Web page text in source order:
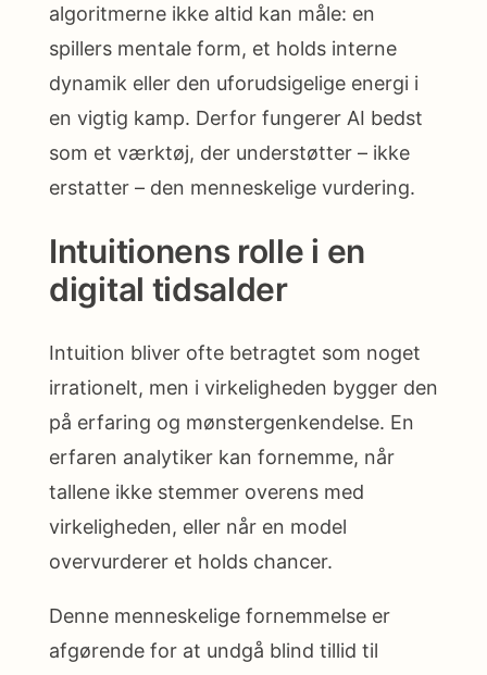
algoritmerne ikke altid kan måle: en
spillers mentale form, et holds interne
dynamik eller den uforudsigelige energi i
en vigtig kamp. Derfor fungerer AI bedst
som et værktøj, der understøtter – ikke
erstatter – den menneskelige vurdering.
Intuitionens rolle i en
digital tidsalder
Intuition bliver ofte betragtet som noget
irrationelt, men i virkeligheden bygger den
på erfaring og mønstergenkendelse. En
erfaren analytiker kan fornemme, når
tallene ikke stemmer overens med
virkeligheden, eller når en model
overvurderer et holds chancer.
Denne menneskelige fornemmelse er
afgørende for at undgå blind tillid til